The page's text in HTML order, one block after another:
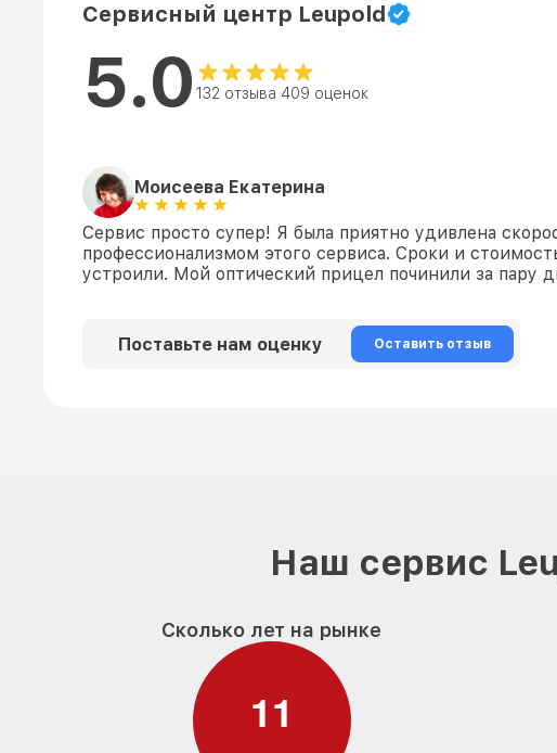
Сервисный центр Leupold
5.0 132 отзыва 409 оценок
Моисеева Екатерина
Сервис просто супер! Я была приятно удивлена
профессионализмом этого сервиса. Сроки и
устроили. Мой оптический прицел починили за пару
Поставьте нам оценку Оставить отзыв
Наш сервис
Сколько лет на рынке
11